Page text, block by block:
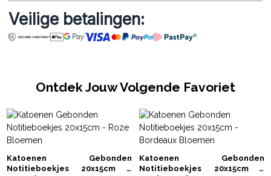
Veilige betalingen:
Ontdek Jouw Volgende Favoriet
Katoenen Gebonden
Notitieboekjes 20x15cm -
Katoenen Gebonden
Notitieboekjes 20x15cm -